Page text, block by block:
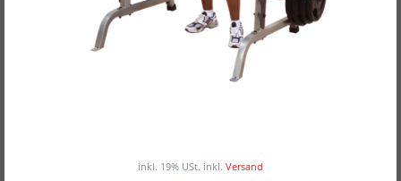
inkl. 19% USt. inkl. Versand